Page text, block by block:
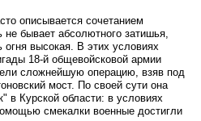
описывается сочетанием
бывает абсолютного затишья,
высокая. В этих условиях
18-й общевойсковой армии
сложнейшую операцию, взяв под
мост. По своей сути она
в Курской области: в условиях
смекалки военные достигли